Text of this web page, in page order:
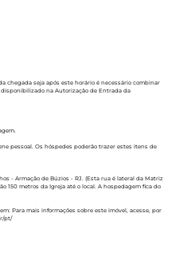
chegada seja após este horário é necessário combinar
na Autorização de Entrada da
pessoal. Os hóspedes poderão trazer estes itens de
- Armação de Búzios - RJ. (Esta rua é lateral da Matriz
150 metros da Igreja até o local. A hospedagem fica do
Para mais informações sobre este imóvel, acesse, por
pt/